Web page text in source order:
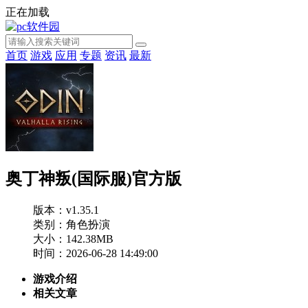
正在加载
首页 游戏 应用 专题 资讯 最新
奥丁神叛(国际服)官方版
版本：v1.35.1
类别：角色扮演
大小：142.38MB
时间：2026-06-28 14:49:00
游戏介绍
相关文章